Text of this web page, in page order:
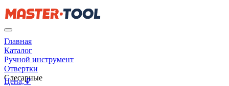
Главная
Каталог
Ручной инструмент
Отвертки
Слесарные
Цена, ₽